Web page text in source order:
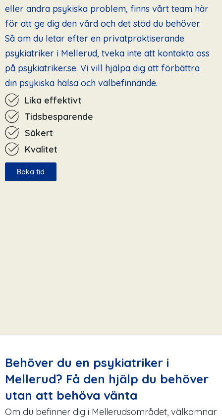
eller andra psykiska problem, finns vårt team här
för att ge dig den vård och det stöd du behöver.
Så om du letar efter en privatpraktiserande
psykiatriker i Mellerud, tveka inte att kontakta oss
på psykiatriker.se. Vi vill hjälpa dig att förbättra
din psykiska hälsa och välbefinnande.
Lika effektivt
Tidsbesparende
Säkert
Kvalitet
Boka tid
Behöver du en psykiatriker i
Mellerud? Få den hjälp du behöver
utan att behöva vänta
Om du befinner dig i Mellerudsområdet, välkomnar